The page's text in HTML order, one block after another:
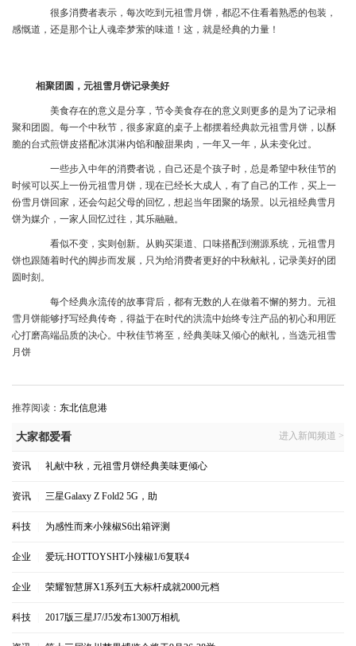
很多消费者表示，每次吃到元祖雪月饼，都忍不住看着熟悉的包装，
感慨道，还是那个让人魂牵梦萦的味道！这，就是经典的力量！
相聚团圆，元祖雪月饼记录美好
美食存在的意义是分享，节令美食存在的意义则更多的是为了记录相
聚和团圆。每一个中秋节，很多家庭的桌子上都摆着经典款元祖雪月饼，以酥
脆的台式煎饼皮搭配冰淇淋内馅和酸甜果肉，一年又一年，从未变化过。
一些步入中年的消费者说，自己还是个孩子时，总是希望中秋佳节的
时候可以买上一份元祖雪月饼，现在已经长大成人，有了自己的工作，买上一
份雪月饼回家，还会勾起父母的回忆，想起当年团聚的场景。以元祖经典雪月
饼为媒介，一家人回忆过往，其乐融融。
看似不变，实则创新。从购买渠道、口味搭配到溯源系统，元祖雪月
饼也跟随着时代的脚步而发展，只为给消费者更好的中秋献礼，记录美好的团
圆时刻。
每个经典永流传的故事背后，都有无数的人在做着不懈的努力。元祖
雪月饼能够抒写经典传奇，得益于在时代的洪流中始终专注产品的初心和用匠
心打磨高端品质的决心。中秋佳节将至，经典美味又倾心的献礼，当选元祖雪
月饼
推荐阅读： 东北信息港
大家都爱看 进入新闻频道 >
资讯 礼献中秋，元祖雪月饼经典美味更倾心
资讯 三星Galaxy Z Fold2 5G，助
科技 为感性而来小辣椒S6出箱评测
企业 爱玩:HOTTOYSHT小辣椒1/6复联4
企业 荣耀智慧屏X1系列五大标杆成就2000元档
科技 2017版三星J7/J5发布1300万相机